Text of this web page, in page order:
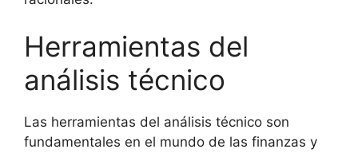
Herramientas del
análisis técnico
Las herramientas del análisis técnico son
fundamentales en el mundo de las finanzas y